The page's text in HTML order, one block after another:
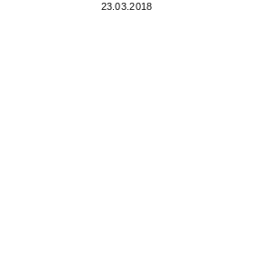
23.03.2018